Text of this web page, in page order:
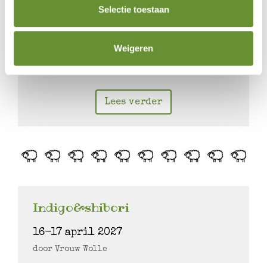
Selectie toestaan
Weigeren
Charlotte Sehmisch
Lees verder
Indigo&shibori
16-17 april 2027
door Vrouw Wolle